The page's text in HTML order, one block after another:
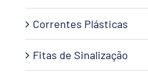
Correntes Plásticas
Fitas de Sinalização